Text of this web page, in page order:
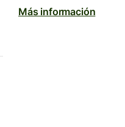
Más información